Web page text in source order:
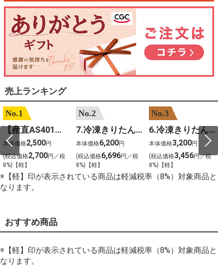
売上ランキング
No.1
【産直AS401】嶽きみ（サニーショコラ）６本
本体価格2,500円
(税込価格2,700円／税
8%)【軽】
No.2
7.冷凍きりたんぽセットM 野菜なし 4人前
本体価格6,200円
(税込価格6,696円／税
8%)【軽】
No.3
6.冷凍きりたんぽセットＳ 野菜なし 2人前
本体価格3,200円
(税込価格3,456円／税
8%)【軽】
※【軽】印が表示されている商品は軽減税率（8%）対象商品と
なります。
おすすめ商品
※【軽】印が表示されている商品は軽減税率（8%）対象商品と
なります。